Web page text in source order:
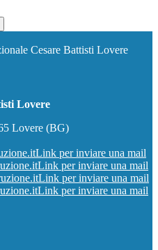
Cesare Battisti Lovere
Lovere
Lovere (BG)
Link per inviare una mail
Link per inviare una mail
Link per inviare una mail
Link per inviare una mail